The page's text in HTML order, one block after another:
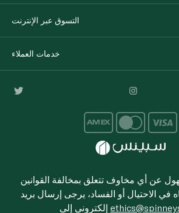
التسوق عبر الإنترنت
خدمات العملاء
عن أي مخاوف تتعلق بمخالفة القوانين
في الاحتيال أو الفساد، يرجى إرسال بريد